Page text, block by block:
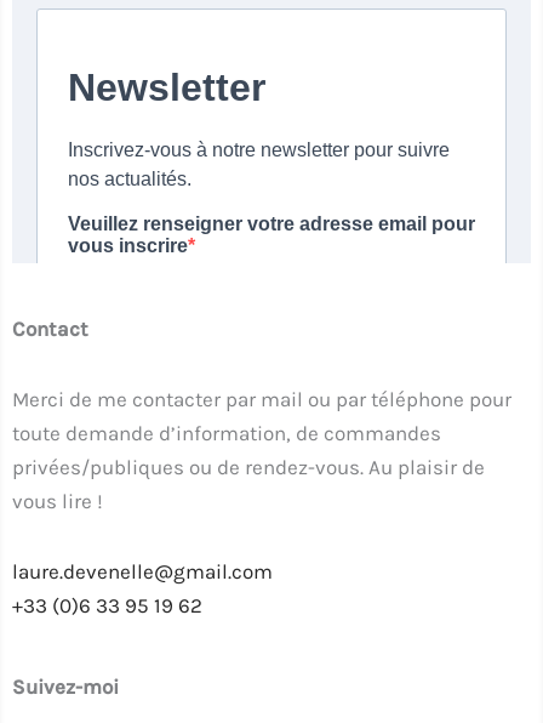
Contact
Merci de me contacter par mail ou par téléphone pour
toute demande d’information, de commandes
privées/publiques ou de rendez-vous. Au plaisir de
vous lire !
laure.devenelle@gmail.com
+33 (0)6 33 95 19 62
Suivez-moi